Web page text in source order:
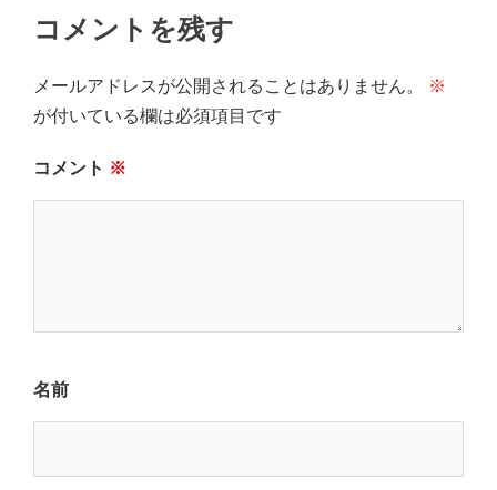
ゲ
ー
シ
ョ
ン
コメントを残す
メールアドレスが公開されることはありません。
※
が付いている欄は必須項目です
コメント ※
名前